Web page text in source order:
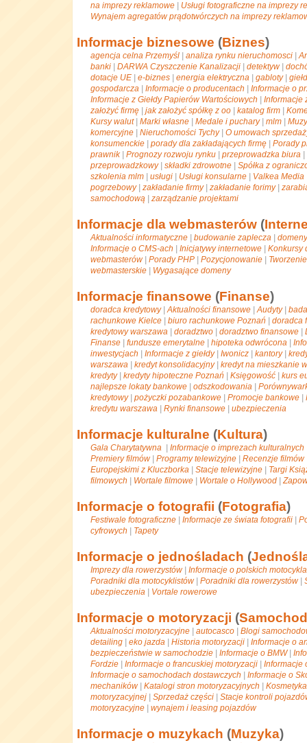
na imprezy reklamowe
Usługi fotograficzne na imprezy
Wynajem agregatów prądotwórczych na imprezy
Informacje biznesowe (Biznes)
agencja celna Przemyśl analiza rynku nieruchomosci |
banki
DARWA Czyszczenie Kanalizacji detektyw|
dotacje UE
e-biznes energia elektryczna gabloty|
gospodarcza
Informacje o producentach
Informacje o
Informacje z Giełdy Papierów Wartościowych
Informacje
założyć firmę
jak założyć spółkę z oo katalog firm
Kursy walut| Marki własne Medale i puchary| mlm
komercyjne
Nieruchomości Tychy| O umowach
konsumenckie
porady dla zakładających firmę
Porady
prawnik| Prognozy rozwoju rynku przeprowadzka biura
przeprowadzkowy| składki zdrowotne
Spółka z
szkolenia mlm
usługi Usługi konsularne Valkea Media
pogrzebowy| zakładanie firmy| zakładanie forimy|
samochodową
zarządzanie projektami
Informacje dla webmasterów (
Aktualności informatyczne budowanie zaplecza
domeny
Informacje o CMS-ach
Inicjatywy internetowe
Konkursy
webmasterów| Porady PHP Pozycjonowanie
webmasterskie
Wygasające domeny
Informacje finansowe (Finanse)
doradca kredytowy|Aktualności finansowe |Audyty|
rachunkowe Kielce
biuro rachunkowe Poznań
doradca
kredytowy warszawa
doradztwo doradztwo finansowe
Finanse
fundusze emerytalne hipoteka odwrócona
inwestycjach
Informacje z giełdy| Iwonicz kantory|
warszawa
kredyt konsolidacyjny| kredyt na mieszkanie
kredyty| kredyty hipoteczne Poznań Księgowość
kurs
najlepsze lokaty bankowe
odszkodowania
kredytowy| pożyczki pozabankowe Promocje bankowe
kredytu warszawa
Rynki finansowe ubezpieczenia
Informacje kulturalne (Kultura)
Gala Charytatywna Informacje o imprezach kulturalnych
Premiery filmów| Programy telewizyjne Recenzje filmów
Europejskimi z Kluczborka
Stacje telewizyjne
Targi
filmowych
Wortale filmowe Wortale o Hollywood |
Informacje o fotografii (Fotografia)
Festiwale fotograficzne Informacje ze świata fotografii
cyfrowych
Tapety
Informacje o jednośladach (
Imprezy dla rowerzystów| Informacje o polskich
Poradniki dla motocyklistów| Poradniki dla rowerzystów|
ubezpieczenia
Vortale rowerowe
Informacje o motoryzacji (
Aktualności motoryzacyjne autocasco
Blogi
detailing
eko jazda Historia motoryzacji
Informacje o
bezpieczeństwie w samochodzie
Informacje o BMW|
Fordzie
Informacje o francuskiej motoryzacji
Informacje
Informacje o samochodach dostawczych
Informacje o
mechaników| Katalogi stron motoryzacyjnych
motoryzacyjnej
Sprzedaż części
Stacje kontroli
motoryzacyjne
wynajem i leasing pojazdów
Informacje o muzykach (Muzyka)